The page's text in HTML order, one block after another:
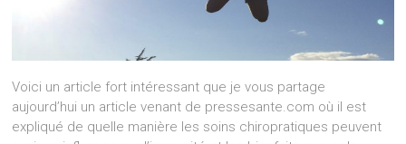
Voici un article fort intéressant que je vous partage
aujourd’hui un article venant de pressesante.com où il est
expliqué de quelle manière les soins chiropratiques peuvent